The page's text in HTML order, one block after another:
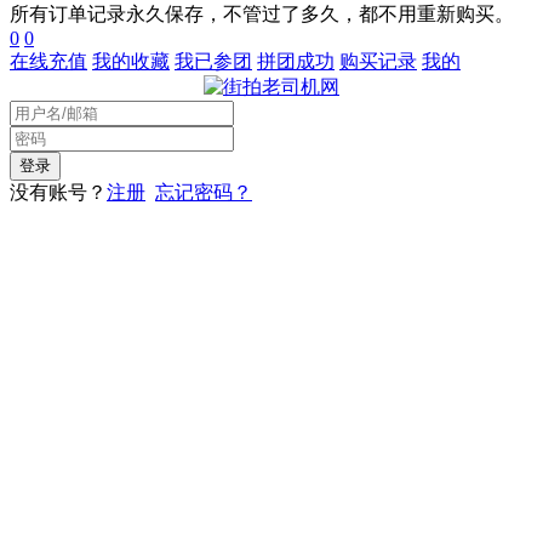
所有订单记录永久保存，不管过了多久，都不用重新购买。
0 0
在线充值 我的收藏 我已参团 拼团成功 购买记录 我的
没有账号？ 注册 忘记密码？